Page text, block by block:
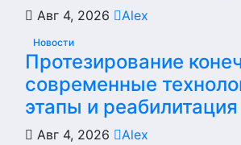
Авг 4, 2026 Alex
Новости
Протезирование
современные
этапы и реабилитация
Авг 4, 2026 Alex